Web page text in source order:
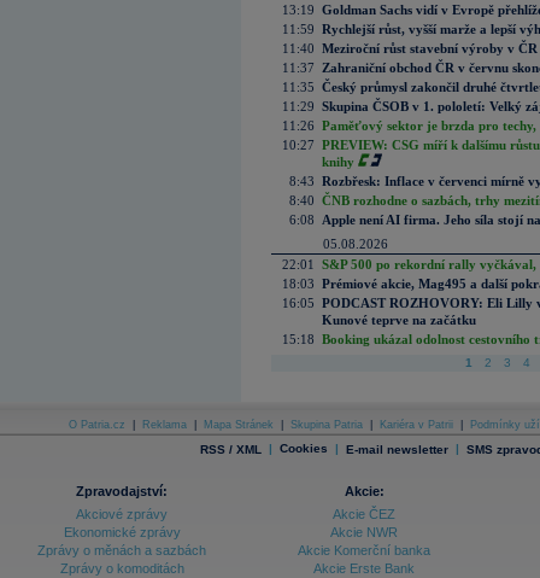
13:19 Goldman Sachs vidí v Evropě
11:59 Rychlejší růst, vyšší marže a lepší
11:40 Meziroční růst stavební výroby v
11:37
Zahraniční obchod ČR v červnu
11:35 Český průmysl zakončil druhé
11:29 Skupina ČSOB v 1. pololetí: Velký
11:26 Paměťový sektor je brzda pro techy,
10:27 PREVIEW: CSG míří k dalšímu
knihy
8:43 Rozbřesk: Inflace v červenci mírně
8:40 ČNB rozhodne o sazbách, trhy
6:08
Apple není AI firma. Jeho síla stojí
05.08.2026
22:01
S&P 500 po rekordní rally vyčkával,
18:03 Prémiové akcie, Mag495 a další
16:05 PODCAST ROZHOVORY: Eli Lilly
Kunové teprve na začátku
15:18 Booking ukázal odolnost cestovního
1 2 3 4
O Patria.cz Reklama Mapa Stránek Skupina Patria Kariéra v Patrii Podmínky
RSS / XML | Cookies | E-mail newsletter | SMS
Zpravodajství:
Akciové zprávy
Ekonomické zprávy
Zprávy o měnách a sazbách
Zprávy o komoditách
Akcie:
Akcie ČEZ
Akcie NWR
Akcie Komerční banka
Akcie Erste Bank